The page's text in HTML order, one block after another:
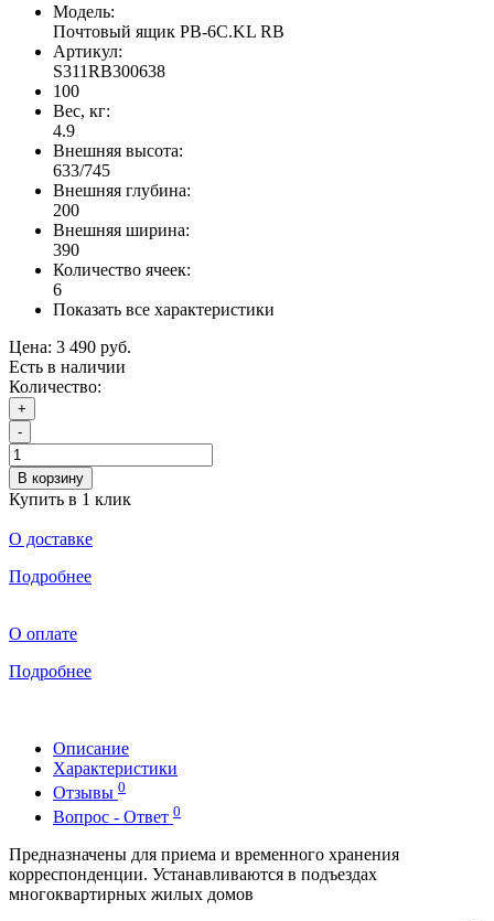
Модель:
Почтовый ящик PB-6C.KL RB
Артикул:
S311RB300638
100
Вес, кг:
4.9
Внешняя высота:
633/745
Внешняя глубина:
200
Внешняя ширина:
390
Количество ячеек:
6
Показать все характеристики
Цена: 3 490 руб.
Есть в наличии
Количество:
+
-
В корзину
Купить в 1 клик
О доставке
Подробнее
О оплате
Подробнее
Описание
Характеристики
Отзывы 0
Вопрос - Ответ 0
Предназначены для приема и временного хранения
корреспонденции. Устанавливаются в подъездах
многоквартирных жилых домов